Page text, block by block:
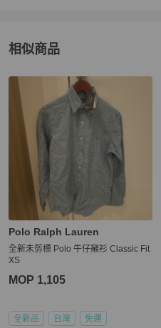
相似商品
更多相似Polo Ralph Lauren女裝
Polo Ralph Lauren
全新未剪標 Polo 牛仔襯衫 Classic Fit
XS
MOP 1,105
全新品 台灣 免運